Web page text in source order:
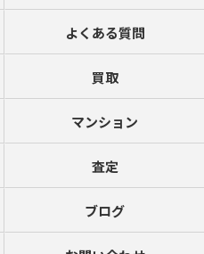
よくある質問
買取
マンション
査定
ブログ